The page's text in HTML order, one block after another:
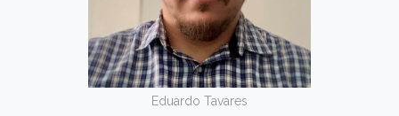
Eduardo Tavares